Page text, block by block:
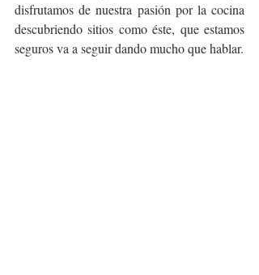
disfrutamos de nuestra pasión por la cocina
descubriendo sitios como éste, que estamos
seguros va a seguir dando mucho que hablar.